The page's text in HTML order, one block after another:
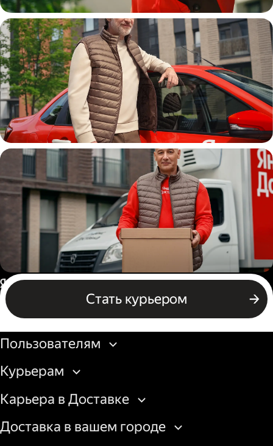
Пеший курьер
Автокурьер
Водитель грузового авто
Стать курьером
Россия
Бизнесу
Пользователям
Курьерам
Карьера в Доставке
Доставка в вашем городе